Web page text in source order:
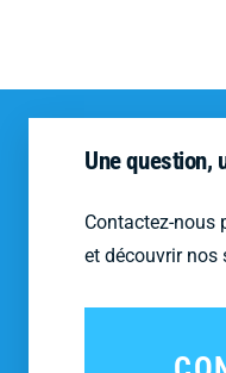
Une question,
Contactez-nous
et découvrir nos